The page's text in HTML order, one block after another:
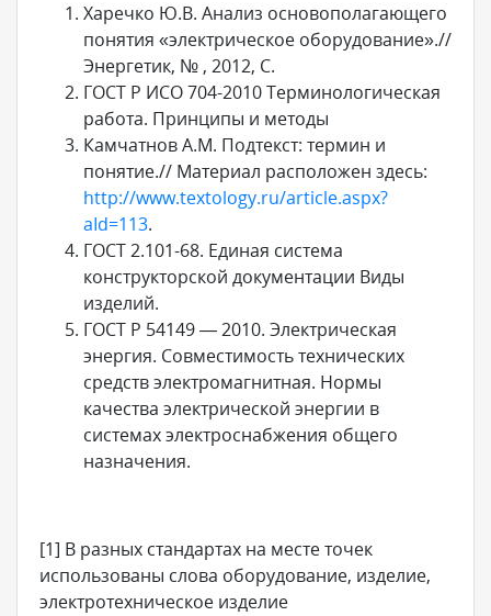
Харечко Ю.В. Анализ основополагающего
понятия «электрическое оборудование».//
Энергетик, № , 2012, С.
ГОСТ Р ИСО 704-2010 Терминологическая
работа. Принципы и методы
Камчатнов А.М. Подтекст: термин и
понятие.// Материал расположен здесь:
http://www.textology.ru/article.aspx?
aId=113.
ГОСТ 2.101-68. Единая система
конструкторской документации Виды
изделий.
ГОСТ Р 54149 — 2010. Электрическая
энергия. Совместимость технических
средств электромагнитная. Нормы
качества электрической энергии в
системах электроснабжения общего
назначения.
[1] В разных стандартах на месте точек
использованы слова оборудование, изделие,
электротехническое изделие